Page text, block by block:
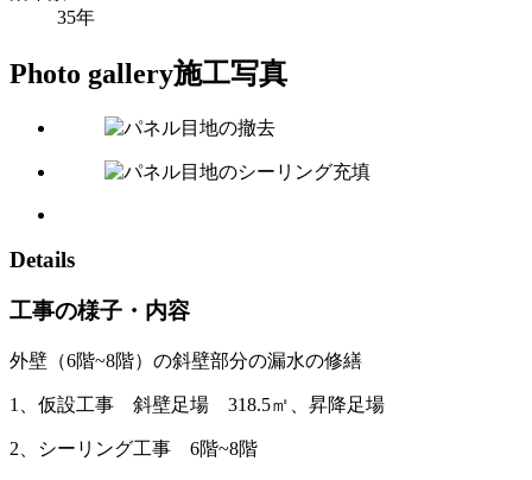
35年
Photo gallery施工写真
Details
工事の様子・内容
外壁（6階~8階）の斜壁部分の漏水の修繕
1、仮設工事 斜壁足場 318.5㎡、昇降足場
2、シーリング工事 6階~8階